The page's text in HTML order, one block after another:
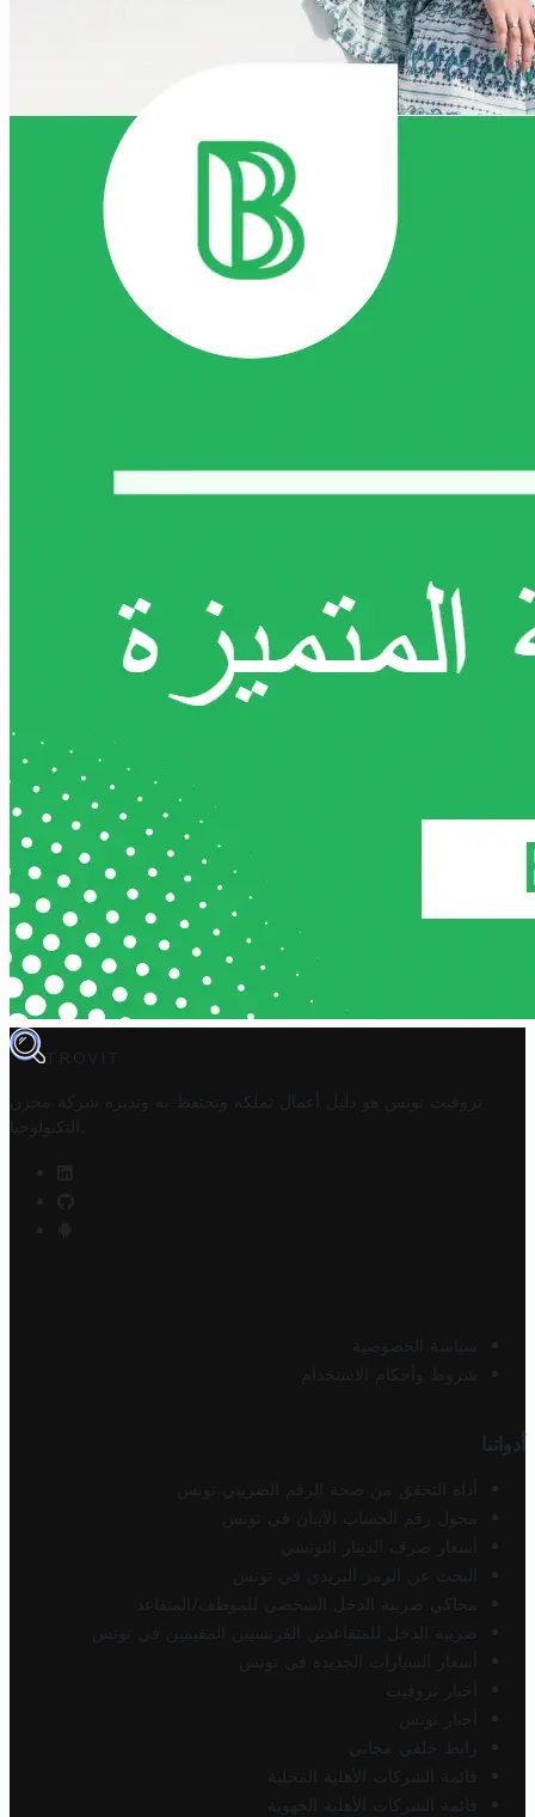
TROVIT
تروفيت تونس هو دليل أعمال تملكه وتحتفظ به وتديره
شركة مخزن
التكنولوجيا
سياسة الخصوصية
شروط وأحكام الاستخدام
أدواتنا
أداة التحقق من صحة الرقم الضريبي تونس
محول رقم الحساب الآيبان في تونس
أسعار صرف الدينار التونسي
البحث عن الرمز البريدي في تونس
محاكي ضريبة الدخل الشخصي للموظف/المتقاعد
ضريبة الدخل للمتقاعدين الفرنسيين المقيمين في تونس
أسعار السيارات الجديدة في تونس
أخبار تروفيت
أخبار تونس
رابط خلفي مجاني
قائمة الشركات الأهلية المحلية
قائمة الشركات الأهلية الجهوية